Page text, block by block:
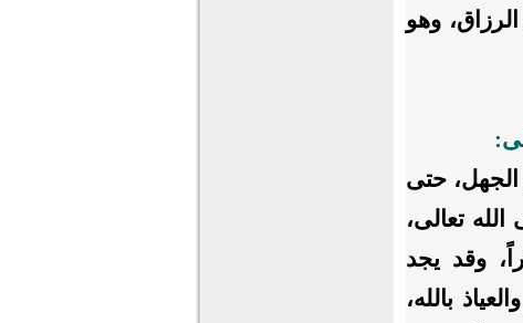
وهو
حتى
تعالى،
وقد يجد
بالله،